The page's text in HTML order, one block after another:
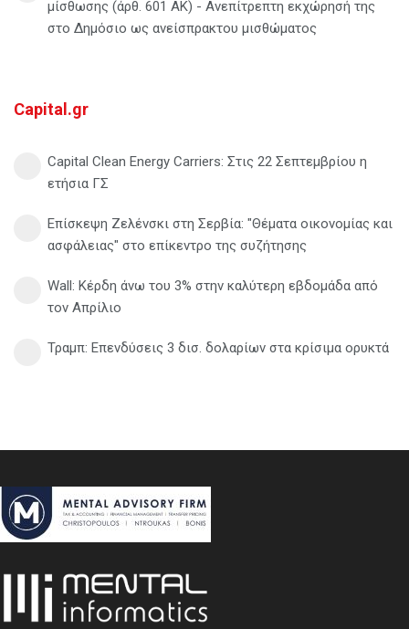
μίσθωσης (άρθ. 601 ΑΚ) - Ανεπίτρεπτη εκχώρησή της
στο Δημόσιο ως ανείσπρακτου μισθώματος
Capital.gr
Capital Clean Energy Carriers: Στις 22 Σεπτεμβρίου η
ετήσια ΓΣ
Επίσκεψη Ζελένσκι στη Σερβία: "Θέματα οικονομίας και
ασφάλειας" στο επίκεντρο της συζήτησης
Wall: Κέρδη άνω του 3% στην καλύτερη εβδομάδα από
τον Απρίλιο
Τραμπ: Επενδύσεις 3 δισ. δολαρίων στα κρίσιμα ορυκτά